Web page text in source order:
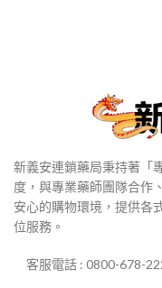
新義安連鎖藥局秉持著「
度，與專業藥師團隊合作
安心的購物環境，提供各
位服務。
客服電話 : 0800-678-